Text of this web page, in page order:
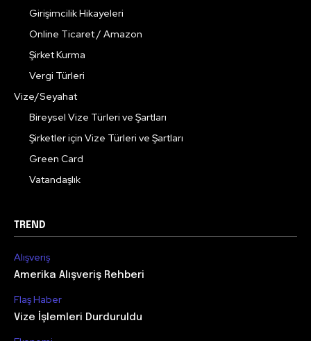
Girişimcilik Hikayeleri
Online Ticaret / Amazon
Şirket Kurma
Vergi Türleri
Vize/Seyahat
Bireysel Vize Türleri ve Şartları
Şirketler için Vize Türleri ve Şartları
Green Card
Vatandaşlık
TREND
Alışveriş
Amerika Alışveriş Rehberi
Flaş Haber
Vize İşlemleri Durduruldu